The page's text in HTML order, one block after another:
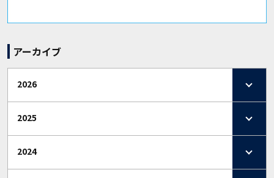
アーカイブ
2026
2025
2024